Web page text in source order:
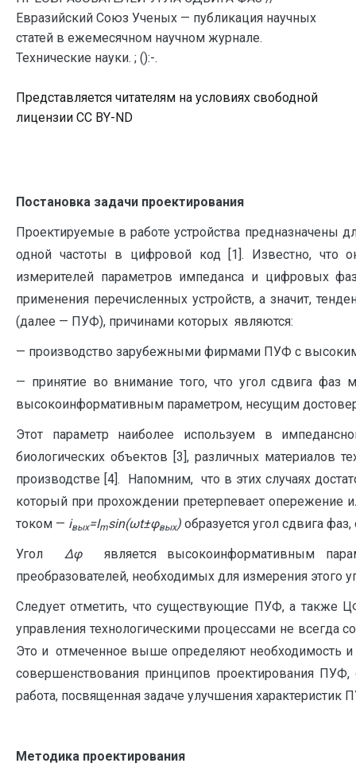
Евразийский Союз Ученых — публикация научных
статей в ежемесячном научном журнале.
Технические науки. ; ():-.
Представляется читателям на условиях свободной
лицензии CC BY-ND
Постановка задачи проектирования
Проектируемые в работе устройства предназначены
одной частоты в цифровой код [1]. Известно, что
измерителей параметров импеданса и цифровых
применения перечисленных устройств, а значит,
(далее — ПУФ), причинами которых являются:
— производство зарубежными фирмами ПУФ с
— принятие во внимание того, что угол сдвига фаз
высокоинформативным параметром, несущим
Этот параметр наиболее используем в
биологических объектов [3], различных материалов
производстве [4]. Напомним, что в этих случаях
который при прохождении претерпевает
током — iвых=Imsin(ωt±φвых) образуется угол сдвига
УголΔφявляется высокоинформативным
преобразователей, необходимых для измерения этого
Следует отметить, что существующие ПУФ, а также
управления технологическими процессами не
Это и отмеченное выше определяют необходимость и
совершенствования принципов проектирования
работа, посвященная задаче улучшения характеристик
Методика